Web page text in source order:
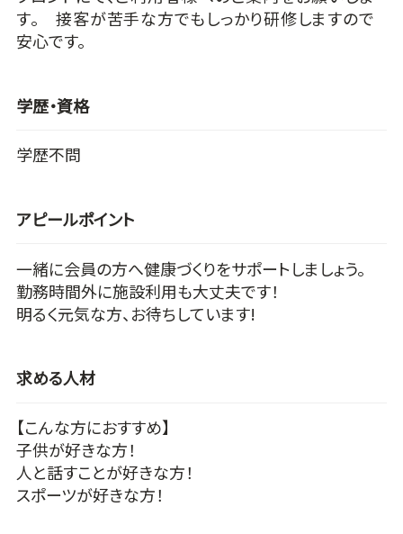
す。 接客が苦手な方でもしっかり研修しますので
安心です。
学歴・資格
学歴不問
アピールポイント
一緒に会員の方へ健康づくりをサポートしましょう。
勤務時間外に施設利用も大丈夫です！
明るく元気な方、お待ちしています!
求める人材
【こんな方におすすめ】
子供が好きな方！
人と話すことが好きな方！
スポーツが好きな方！